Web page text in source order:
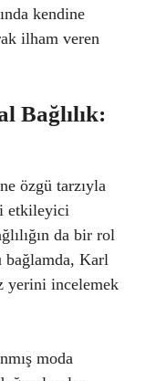
kendine
ilham veren
Bağlılık:
özgü tarzıyla
etkileyici
da bir rol
bağlamda, Karl
yerini incelemek
moda